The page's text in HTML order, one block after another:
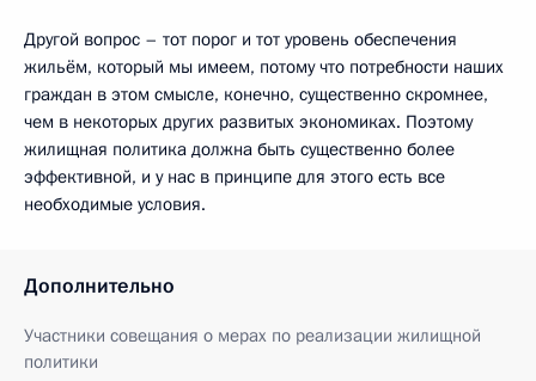
Другой вопрос – тот порог и тот уровень обеспечения
жильём, который мы имеем, потому что потребности наших
граждан в этом смысле, конечно, существенно скромнее,
чем в некоторых других развитых экономиках. Поэтому
жилищная политика должна быть существенно более
эффективной, и у нас в принципе для этого есть все
необходимые условия.
Дополнительно
Участники совещания о мерах по реализации жилищной
политики